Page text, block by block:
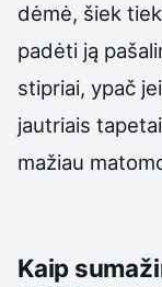
dėmė, šiek
padėti ją
stipriai, ypač
jautriais
mažiau
Kaip